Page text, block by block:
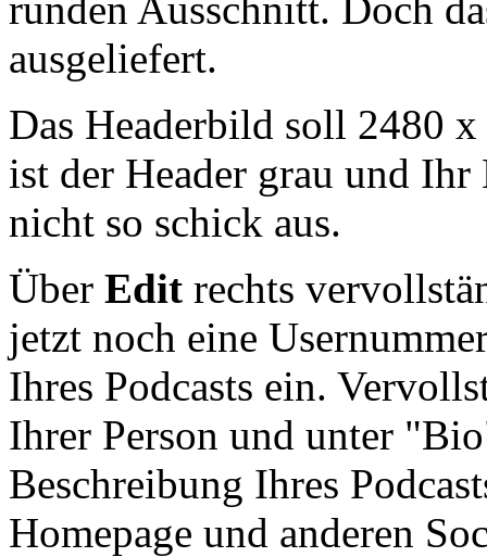
ausgeliefert.
Das Headerbild soll 2480
ist der Header grau und
nicht so schick aus.
Über Edit rechts
jetzt noch eine
Ihres Podcasts ein.
Ihrer Person und unter
Beschreibung Ihres
Homepage und anderen